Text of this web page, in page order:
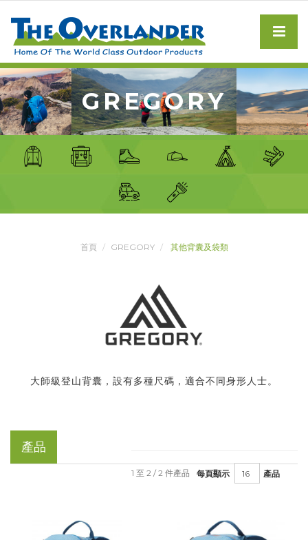
GREGORY
首頁 GREGORY 其他背囊及袋類
大師級登山背囊，設有多種尺碼，適合不同身形人士。
產品
每頁顯示 產品
1 至 2 / 2 件產品